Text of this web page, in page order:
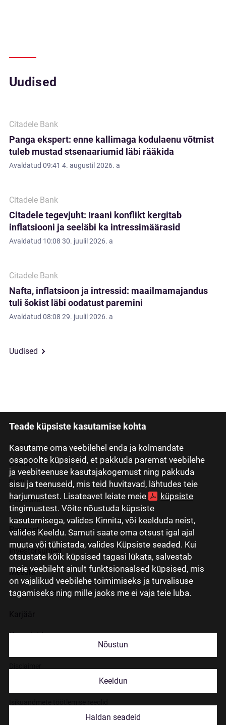
Teade küpsiste kasutamise kohta
Kasutame oma veebilehel enda ja kolmandate
osapoolte küpsiseid, et pakkuda paremat veebilehe
ja veebiteenuse kasutajakogemust ning pakkuda
sisu ja teenuseid, mis teid huvitavad, lähtudes teie
harjumustest. Lisateavet leiate meie
küpsiste
tingimustest. Võite nõustuda küpsiste
kasutamisega, valides Kinnita, või keelduda neist,
valides Keeldu. Samuti saate oma otsust igal ajal
muuta või tühistada, valides Küpsiste seaded. Kui
otsustate kõik küpsised tagasi lükata, salvestab
meie veebileht ainult funktsionaalsed küpsised, mis
on vajalikud veebilehe toimimiseks ja turvalisuse
tagamiseks ning mille jaoks me ei vaja teie luba.
Nõustun
Keeldun
Haldan seadeid
Uudised
Citadele Bank
Panga ekspert: enne kallimaga kodulaenu võtmist
tuleb mustad stsenaariumid läbi rääkida
Avaldatud 09:41 4. augustil 2026. a
Citadele Bank
Citadele tegevjuht: Iraani konflikt kergitab
inflatsiooni ja seeläbi ka intressimäärasid
Avaldatud 10:08 30. juulil 2026. a
Citadele Bank
Nafta, inflatsioon ja intressid: maailmamajandus
tuli šokist läbi oodatust paremini
Avaldatud 08:08 29. juulil 2026. a
Uudised
Latviski
Русский
English
Eesti
Lietuviškai
Pangast
Investorsuhted
Meedia
Grupi ettevõtted
Kontaktid